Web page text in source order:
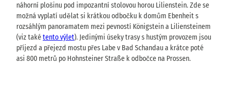
náhorní plošinu pod impozantní stolovou horou Lilienstein. Zde se
možná vyplatí udělat si krátkou odbočku k domům Ebenheit s
rozsáhlým panoramatem mezi pevností Königstein a Liliensteinem
(viz takétento výlet). Jedinými úseky trasy s hustým provozem jsou
příjezd a přejezd mostu přes Labe v Bad Schandau a krátce poté
asi 800 metrů po Hohnsteiner Straße k odbočce na Prossen.